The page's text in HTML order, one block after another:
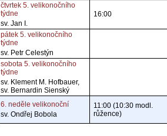
čtvrtek 5. velikonočního
týdne
sv. Jan I.
16:00
pátek 5. velikonočního
týdne
sv. Petr Celestýn
sobota 5. velikonočního
týdne
sv. Klement M. Hofbauer,
sv. Bernardin Sienský
6. neděle velikonoční
sv. Ondřej Bobola
11:00 (10:30 modl.
růžence)